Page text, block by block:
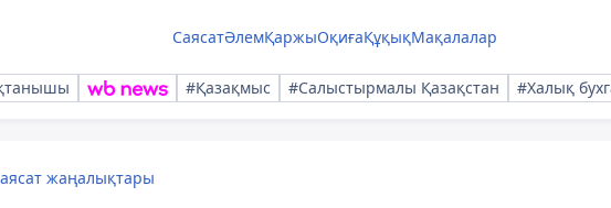
СаясатӘлемҚаржыОқиғаҚұқықМақалалар
#Қазақмыс #Салыстырмалы Қазақстан #Халық
жаңалықтары